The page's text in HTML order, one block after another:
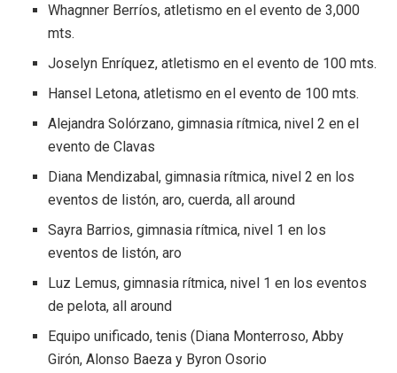
Whagnner Berríos, atletismo en el evento de 3,000
mts.
Joselyn Enríquez, atletismo en el evento de 100 mts.
Hansel Letona, atletismo en el evento de 100 mts.
Alejandra Solórzano, gimnasia rítmica, nivel 2 en el
evento de Clavas
Diana Mendizabal, gimnasia rítmica, nivel 2 en los
eventos de listón, aro, cuerda, all around
Sayra Barrios, gimnasia rítmica, nivel 1 en los
eventos de listón, aro
Luz Lemus, gimnasia rítmica, nivel 1 en los eventos
de pelota, all around
Equipo unificado, tenis (Diana Monterroso, Abby
Girón, Alonso Baeza y Byron Osorio